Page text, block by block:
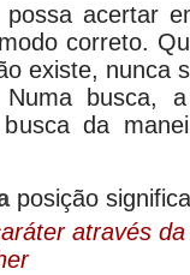
acertar
correto.
existe, nunca
busca,
da
posição
através